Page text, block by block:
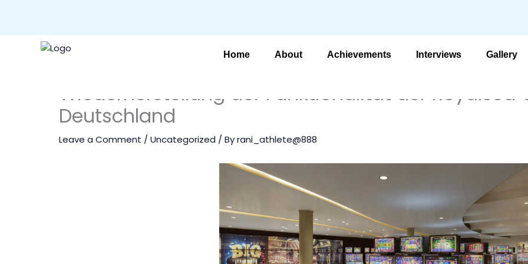
Home About Achievements Interviews Gallery
Wiederherstellung der Funktionalität der Royalsea
Deutschland
Leave a Comment /Uncategorized / Byrani_athlete@888